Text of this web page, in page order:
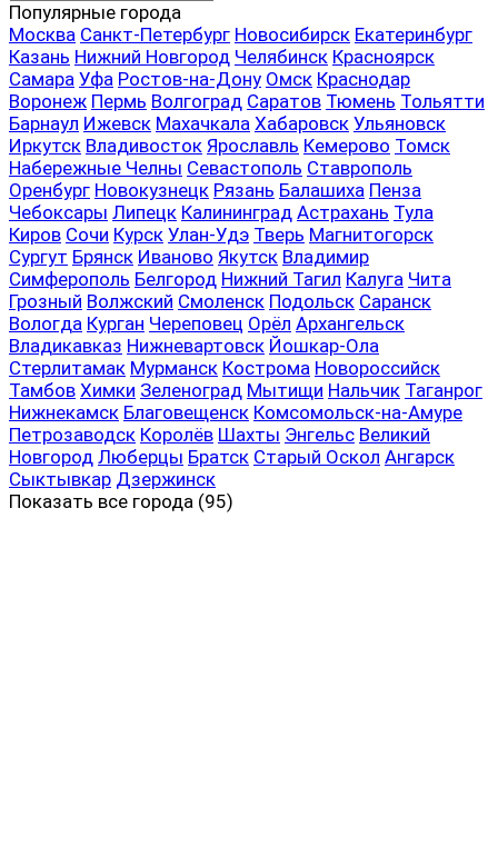
Популярные города
Москва Санкт-Петербург Новосибирск Екатеринбург
Казань Нижний Новгород Челябинск Красноярск
Самара Уфа Ростов-на-Дону Омск Краснодар
Воронеж Пермь Волгоград Саратов Тюмень Тольятти
Барнаул Ижевск Махачкала Хабаровск Ульяновск
Иркутск Владивосток Ярославль Кемерово Томск
Набережные Челны Севастополь Ставрополь
Оренбург Новокузнецк Рязань Балашиха Пенза
Чебоксары Липецк Калининград Астрахань Тула
Киров Сочи Курск Улан-Удэ Тверь Магнитогорск
Сургут Брянск Иваново Якутск Владимир
Симферополь Белгород Нижний Тагил Калуга Чита
Грозный Волжский Смоленск Подольск Саранск
Вологда Курган Череповец Орёл Архангельск
Владикавказ Нижневартовск Йошкар-Ола
Стерлитамак Мурманск Кострома Новороссийск
Тамбов Химки Зеленоград Мытищи Нальчик Таганрог
Нижнекамск Благовещенск Комсомольск-на-Амуре
Петрозаводск Королёв Шахты Энгельс Великий
Новгород Люберцы Братск Старый Оскол Ангарск
Сыктывкар Дзержинск
Показать все города (95)